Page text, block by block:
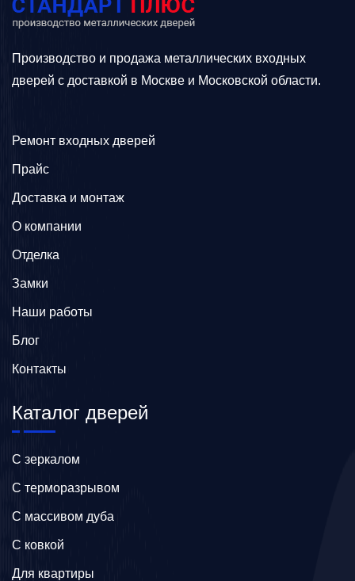
Производство и продажа металлических входных
дверей с доставкой в Москве и Московской области.
Ремонт входных дверей
Прайс
Доставка и монтаж
О компании
Отделка
Замки
Наши работы
Блог
Контакты
Каталог дверей
C зеркалом
C терморазрывом
C массивом дуба
C ковкой
Для квартиры